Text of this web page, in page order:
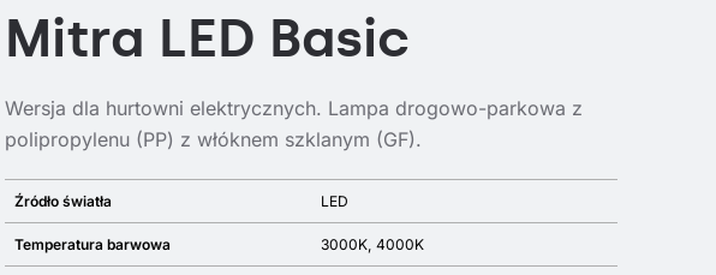
Mitra LED Basic
Wersja dla hurtowni elektrycznych. Lampa drogowo-parkowa z
polipropylenu (PP) z włóknem szklanym (GF).
Źródło światła LED
Temperatura barwowa 3000K 4000K